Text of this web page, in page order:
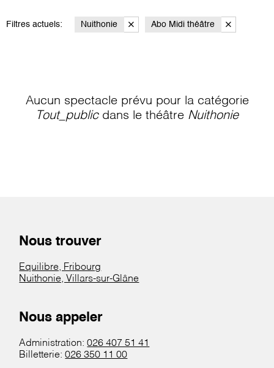
Filtres actuels: Nuithonie Abo Midi théâtre
Aucun spectacle prévu pour la catégorie
Tout_publicdans le théâtre Nuithonie
Nous trouver
Equilibre, Fribourg
Nuithonie, Villars-sur-Glâne
Nous appeler
Administration:026 407 51 41
Billetterie:026 350 11 00